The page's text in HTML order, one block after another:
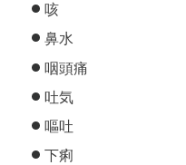
咳
鼻水
咽頭痛
吐気
嘔吐
下痢